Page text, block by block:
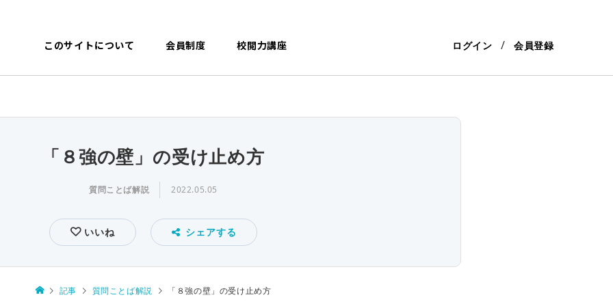
このサイトについて 会員制度 校閲力講座 ログイン 会員登録
「８強の壁」の受け止め方
質問ことば解説 2022.05.05
いいね シェアする
記事 質問ことば解説 「８強の壁」の受け止め方